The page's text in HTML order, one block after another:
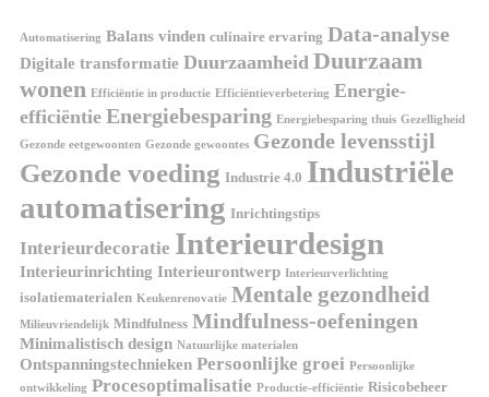
Automatisering Balans vinden culinaire ervaring Data-analyse
Digitale transformatie Duurzaamheid Duurzaam
wonen Efficiëntie in productie Efficiëntieverbetering Energie-
efficiëntie Energiebesparing Energiebesparing thuis Gezelligheid
Gezonde eetgewoonten Gezonde gewoontes Gezonde levensstijl
Gezonde voeding Industrie 4.0 Industriële
automatisering Inrichtingstips
Interieurdecoratie Interieurdesign
Interieurinrichting Interieurontwerp Interieurverlichting
isolatiematerialen Keukenrenovatie Mentale gezondheid
Milieuvriendelijk Mindfulness Mindfulness-oefeningen
Minimalistisch design Natuurlijke materialen
Ontspanningstechnieken Persoonlijke groei Persoonlijke
ontwikkeling Procesoptimalisatie Productie-efficiëntie Risicobeheer